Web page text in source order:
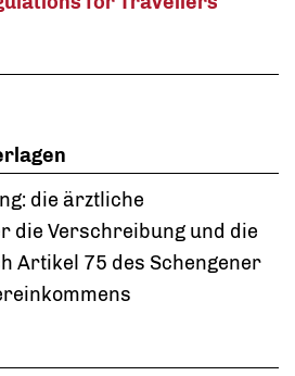
die ärztliche
die Verschreibung und die
Artikel 75 des Schengener